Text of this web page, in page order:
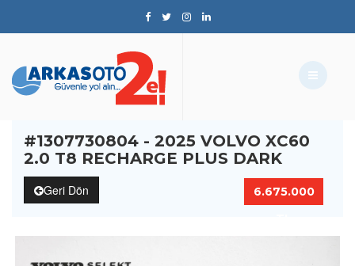
#1307730804 - 2025 VOLVO XC60
2.0 T8 RECHARGE PLUS DARK
Geri Dön
6.675.000